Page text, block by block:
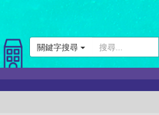
關鍵字搜尋